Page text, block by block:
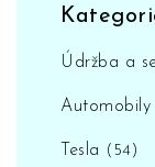
Údržba a
Automobily
Tesla (54)